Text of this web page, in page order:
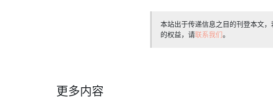
本站出于传递信息之目的刊登本文
的权益，请联系我们。
更多内容